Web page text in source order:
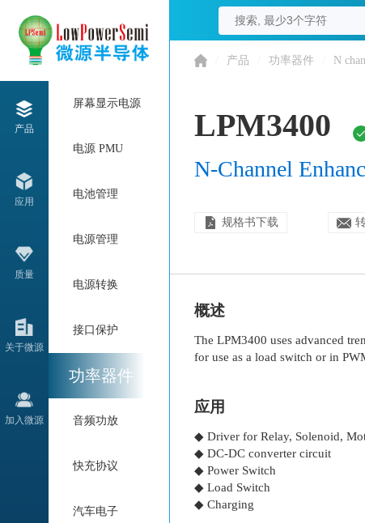
产品
应用
质量
关于微源
加入微源
屏幕显示电源
电源 PMU
电池管理
电源管理
电源转换
接口保护
功率器件
音频功放
快充协议
汽车电子
产品 功率器件 N
LPM3400
N-Channel
规格书下载
概述
The LPM3400 uses advanced
for use as a load switch or in
应用
◆ Driver for Relay, Solenoid,
◆ DC-DC converter circuit
◆ Power Switch
◆ Load Switch
◆ Charging